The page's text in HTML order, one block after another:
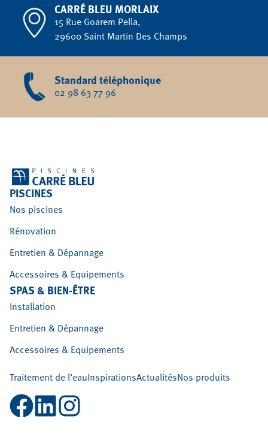
CARRÉ BLEU MORLAIX
15 Rue Goarem Pella,
29600 Saint Martin Des Champs
Standard téléphonique
02 98 63 77 96
PISCINES
Nos piscines
Rénovation
Entretien & Dépannage
Accessoires & Equipements
SPAS & BIEN-ÊTRE
Installation
Entretien & Dépannage
Accessoires & Equipements
Traitement de l’eauInspirationsActualitésNos produits